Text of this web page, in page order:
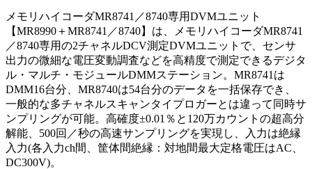
メモリハイコーダMR8741／8740専用DVMユニット
【MR8990＋MR8741／8740】は、メモリハイコーダMR8741
／8740専用の2チャネルDCV測定DVMユニットで、センサ
出力の微細な電圧変動調査などを高精度で測定できるデジタ
ル・マルチ・モジュールDMMステーション。MR8741は
DMM16台分、MR8740は54台分のデータを一括保存でき、
一般的な多チャネルスキャンタイプロガーとは違って同時サ
ンプリングが可能。高確度±0.01％と120万カウントの超高分
解能、500回／秒の高速サンプリングを実現し、入力は絶縁
入力(各入力ch間、筐体間絶縁：対地間最大定格電圧はAC、
DC300V)。